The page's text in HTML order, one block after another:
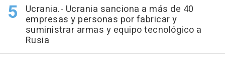
Ucrania.- Ucrania sanciona a más de 40
empresas y personas por fabricar y
suministrar armas y equipo tecnológico a
Rusia